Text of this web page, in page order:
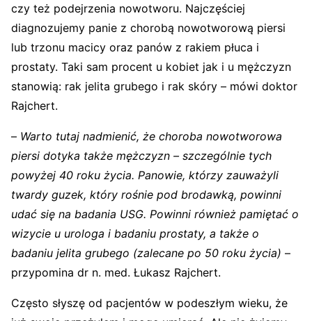
czy też podejrzenia nowotworu. Najczęściej
diagnozujemy panie z chorobą nowotworową piersi
lub trzonu macicy oraz panów z rakiem płuca i
prostaty. Taki sam procent u kobiet jak i u mężczyzn
stanowią: rak jelita grubego i rak skóry – mówi doktor
Rajchert.
– Warto tutaj nadmienić, że choroba nowotworowa
piersi dotyka także mężczyzn – szczególnie tych
powyżej 40 roku życia. Panowie, którzy zauważyli
twardy guzek, który rośnie pod brodawką, powinni
udać się na badania USG. Powinni również pamiętać o
wizycie u urologa i badaniu prostaty, a także o
badaniu jelita grubego (zalecane po 50 roku życia) –
przypomina dr n. med. Łukasz Rajchert.
Często słyszę od pacjentów w podeszłym wieku, że